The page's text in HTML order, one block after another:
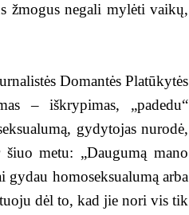
žmogus negali mylėti vaikų,
Domantės Platūkytės
– iškrypimas, „padedu“
gydytojas nurodė,
metu: „Daugumą mano
gydau homoseksualumą arba
dėl to, kad jie nori vis tik